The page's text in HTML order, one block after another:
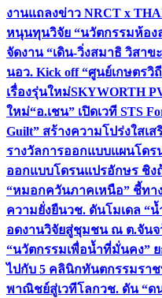
งานแถลงข่าว NRCT x
หนุนทุนวิจัย “นวัตกรรมห้อง
จัดงาน “เดิน-วิ่งสมาธิ วิสา
นอว. Kick off “ศูนย์เกษตรวิ
เรื่องรุ่นใหม่SKYWORTH
ใหม่“อ.เชน” เปิดเวที STS
Guilt” สร้างความโปร่งใสเ
รางวัลการออกแบบแผนโดร
ออกแบบโดรนแปรอักษร ชิง
“หมอกควันภาคเหนือ” ชี้ทา
ความยั่งยืนวช. ดันโมเดล “
อดงานวิจัยสู่ชุมชน ณ ต.จันจ
“นวัตกรรมเพื่อน้ำที่มั่นคง”
ไปกับ 5 คลินิกทันตกรรมรา
พาณิชย์สู่เวทีโลกวช. ดัน “ด